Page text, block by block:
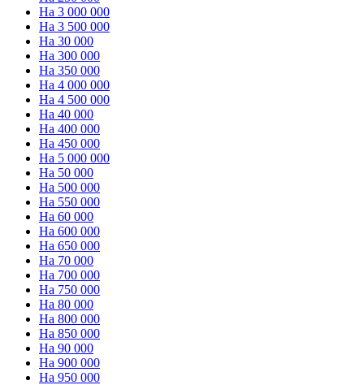
На 3 000 000
На 3 500 000
На 30 000
На 300 000
На 350 000
На 4 000 000
На 4 500 000
На 40 000
На 400 000
На 450 000
На 5 000 000
На 50 000
На 500 000
На 550 000
На 60 000
На 600 000
На 650 000
На 70 000
На 700 000
На 750 000
На 80 000
На 800 000
На 850 000
На 90 000
На 900 000
На 950 000